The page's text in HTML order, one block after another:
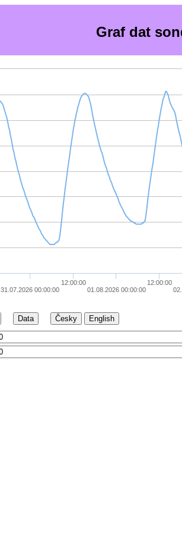
Graf dat
31.07.2026 00:00:00
12:00:00
01.08.2026 00:00:00
12:00:00
Data Česky English